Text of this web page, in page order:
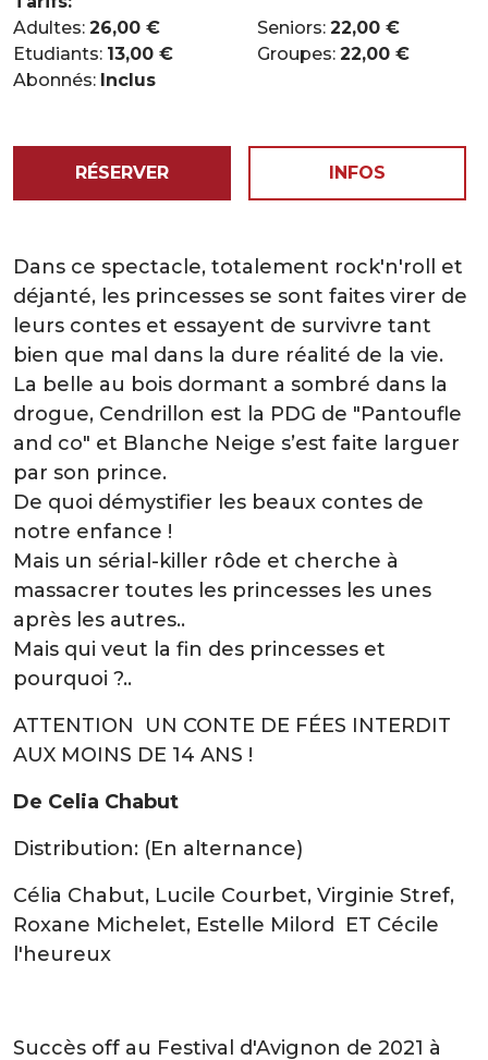
Adultes: 26,00 € Seniors: 22,00 €
Etudiants: 13,00 € Groupes: 22,00 €
Abonnés: Inclus
RÉSERVER INFOS
Dans ce spectacle, totalement rock'n'roll et
déjanté, les princesses se sont faites virer de
leurs contes et essayent de survivre tant
bien que mal dans la dure réalité de la vie.
La belle au bois dormant a sombré dans la
drogue, Cendrillon est la PDG de "Pantoufle
and co" et Blanche Neige s’est faite larguer
par son prince.
De quoi démystifier les beaux contes de
notre enfance !
Mais un sérial-killer rôde et cherche à
massacrer toutes les princesses les unes
après les autres..
Mais qui veut la fin des princesses et
pourquoi ?..
ATTENTION UN CONTE DE FÉES INTERDIT
AUX MOINS DE 14 ANS !
De Celia Chabut
Distribution: (En alternance)
Célia Chabut, Lucile Courbet, Virginie Stref,
Roxane Michelet, Estelle Milord ET Cécile
l'heureux
Succès off au Festival d'Avignon de 2021 à